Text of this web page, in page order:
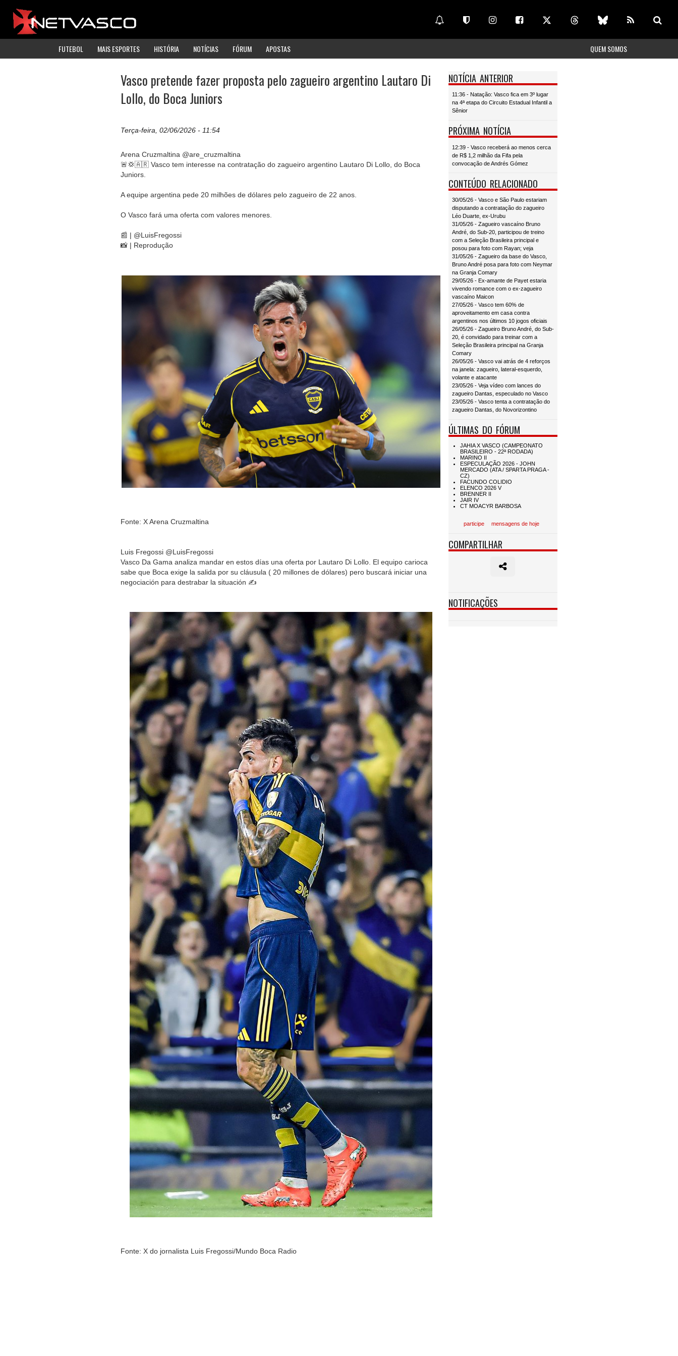
FUTEBOL MAIS ESPORTES HISTÓRIA NOTÍCIAS FÓRUM APOSTAS QUEM SOMOS
Vasco pretende fazer proposta pelo zagueiro argentino Lautaro Di
Lollo, do Boca Juniors
Terça-feira, 02/06/2026 - 11:54
Arena Cruzmaltina @are_cruzmaltina
🚨💢🇦🇷 Vasco tem interesse na contratação do zagueiro argentino Lautaro Di Lollo, do Boca
Juniors.
A equipe argentina pede 20 milhões de dólares pelo zagueiro de 22 anos.
O Vasco fará uma oferta com valores menores.
📰 | @LuisFregossi
📸 | Reprodução
Fonte: X Arena Cruzmaltina
Luis Fregossi @LuisFregossi
Vasco Da Gama analiza mandar en estos días una oferta por Lautaro Di Lollo. El equipo carioca
sabe que Boca exige la salida por su cláusula ( 20 millones de dólares) pero buscará iniciar una
negociación para destrabar la situación ✍️
Fonte: X do jornalista Luis Fregossi/Mundo Boca Radio
NOTÍCIA ANTERIOR
11:36 - Natação: Vasco fica em 3º lugar
na 4ª etapa do Circuito Estadual Infantil a
Sênior
PRÓXIMA NOTÍCIA
12:39 - Vasco receberá ao menos cerca
de R$ 1,2 milhão da Fifa pela
convocação de Andrés Gómez
CONTEÚDO RELACIONADO
30/05/26 - Vasco e São Paulo estariam
disputando a contratação do zagueiro
Léo Duarte, ex-Urubu
31/05/26 - Zagueiro vascaíno Bruno
André, do Sub-20, participou de treino
com a Seleção Brasileira principal e
posou para foto com Rayan; veja
31/05/26 - Zagueiro da base do Vasco,
Bruno André posa para foto com Neymar
na Granja Comary
29/05/26 - Ex-amante de Payet estaria
vivendo romance com o ex-zagueiro
vascaíno Maicon
27/05/26 - Vasco tem 60% de
aproveitamento em casa contra
argentinos nos últimos 10 jogos oficiais
26/05/26 - Zagueiro Bruno André, do Sub-
20, é convidado para treinar com a
Seleção Brasileira principal na Granja
Comary
26/05/26 - Vasco vai atrás de 4 reforços
na janela: zagueiro, lateral-esquerdo,
volante e atacante
23/05/26 - Veja vídeo com lances do
zagueiro Dantas, especulado no Vasco
23/05/26 - Vasco tenta a contratação do
zagueiro Dantas, do Novorizontino
ÚLTIMAS DO FÓRUM
participe mensagens de hoje
COMPARTILHAR
NOTIFICAÇÕES